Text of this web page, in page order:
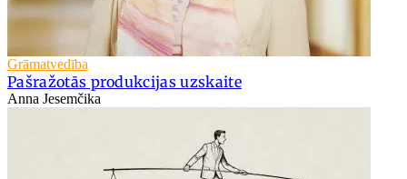
Grāmatvedība
Pašražotās produkcijas uzskaite
Anna Jesemčika